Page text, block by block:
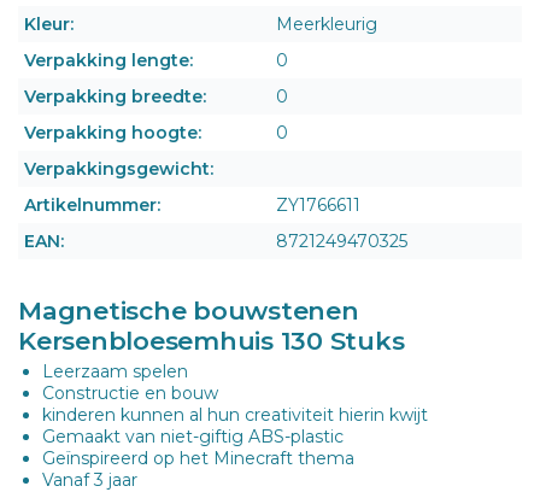
Kleur:
Meerkleurig
Verpakking lengte:
0
Verpakking breedte:
0
Verpakking hoogte:
0
Verpakkingsgewicht:
Artikelnummer:
ZY1766611
EAN:
8721249470325
Magnetische bouwstenen
Kersenbloesemhuis 130 Stuks
Leerzaam spelen
Constructie en bouw
kinderen kunnen al hun creativiteit hierin kwijt
Gemaakt van niet-giftig ABS-plastic
Geïnspireerd op het Minecraft thema
Vanaf 3 jaar